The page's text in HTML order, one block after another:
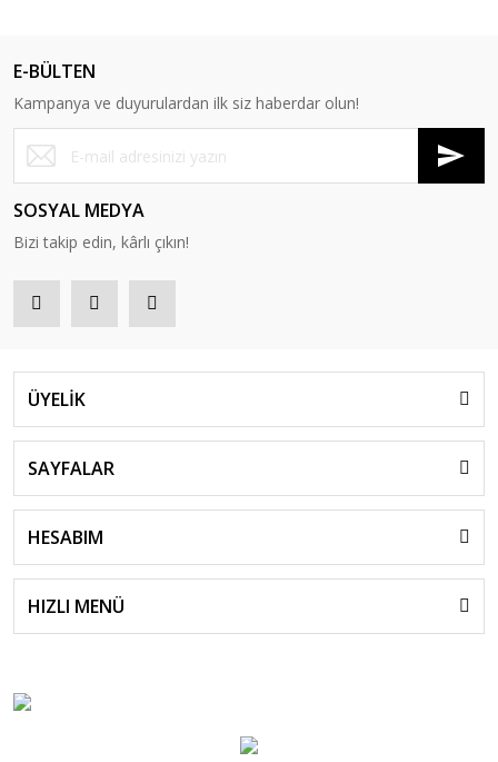
E-BÜLTEN
Kampanya ve duyurulardan ilk siz haberdar olun!
SOSYAL MEDYA
Bizi takip edin, kârlı çıkın!
ÜYELİK
SAYFALAR
HESABIM
HIZLI MENÜ